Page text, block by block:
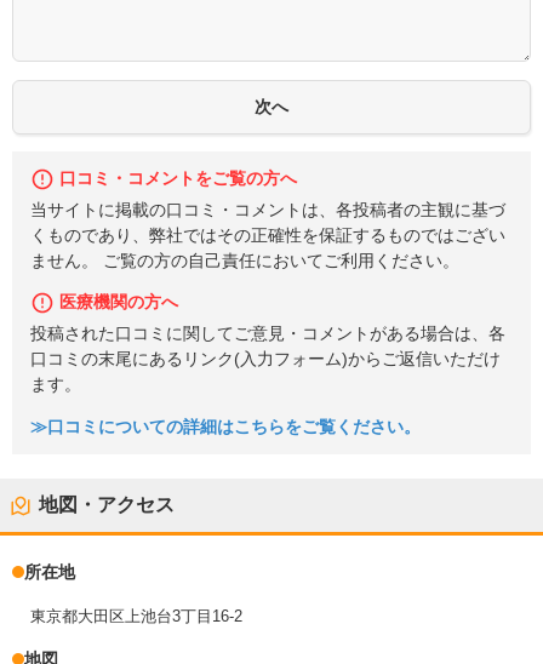
口コミ・コメントをご覧の方へ
当サイトに掲載の口コミ・コメントは、各投稿者の主観に基づ
くものであり、弊社ではその正確性を保証するものではござい
ません。 ご覧の方の自己責任においてご利用ください。
医療機関の方へ
投稿された口コミに関してご意見・コメントがある場合は、各
口コミの末尾にあるリンク(入力フォーム)からご返信いただけ
ます。
≫口コミについての詳細はこちらをご覧ください。
地図・アクセス
所在地
東京都大田区上池台3丁目16-2
地図